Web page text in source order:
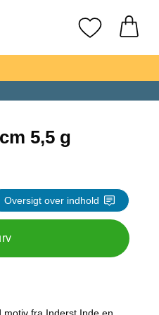
Mine favoritter
5,5 g
Oversigt over indhold